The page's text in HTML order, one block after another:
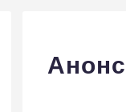
Анонс